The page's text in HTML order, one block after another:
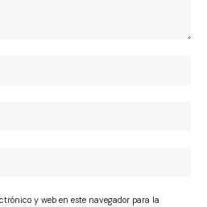
y web en este navegador para la